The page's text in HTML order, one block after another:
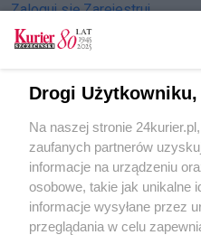
Zaloguj sięZarejestruj
CZYTAJ TAKŻE
Wybuch butli z gazem,
[GALERIA] (akt. 4)
POGODA
Drogi Użytkowniku,
Na naszej stronie
zaufanych partnerów
informacje na urządzeniu
osobowe, takie jak unikalne
informacje wysyłane przez
przeglądania w celu